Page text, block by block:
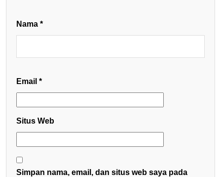
Nama *
Email *
Situs Web
Simpan nama, email, dan situs web saya pada